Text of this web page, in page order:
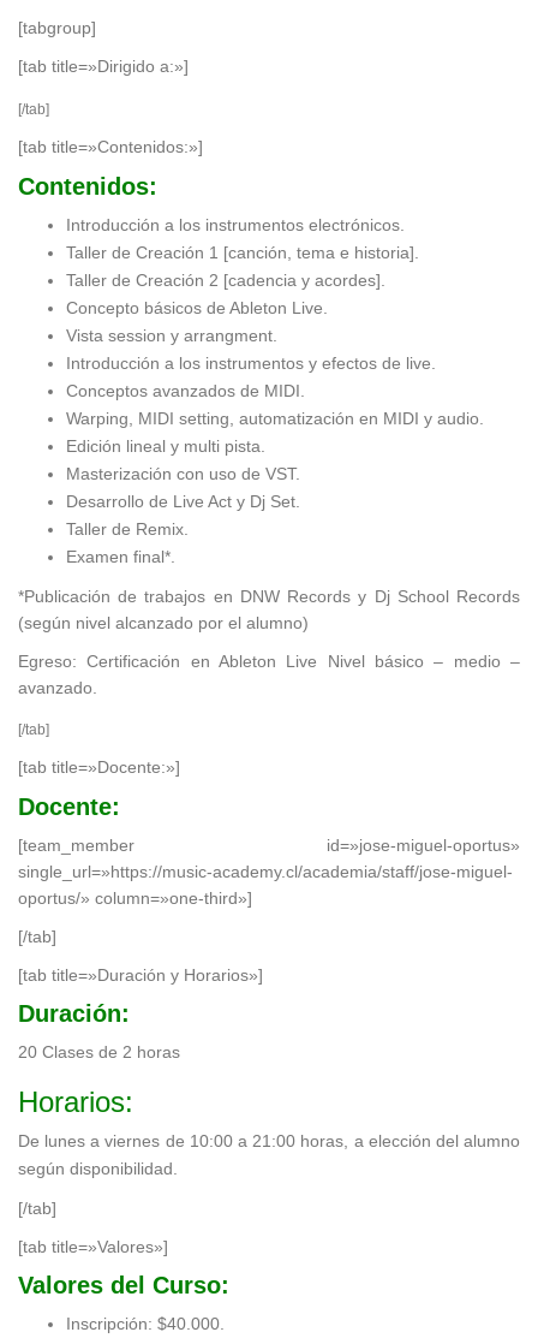
[tabgroup]
[tab title=»Dirigido a:»]
[/tab]
[tab title=»Contenidos:»]
Contenidos:
Introducción a los instrumentos electrónicos.
Taller de Creación 1 [canción, tema e historia].
Taller de Creación 2 [cadencia y acordes].
Concepto básicos de Ableton Live.
Vista session y arrangment.
Introducción a los instrumentos y efectos de live.
Conceptos avanzados de MIDI.
Warping, MIDI setting, automatización en MIDI y audio.
Edición lineal y multi pista.
Masterización con uso de VST.
Desarrollo de Live Act y Dj Set.
Taller de Remix.
Examen final*.
*Publicación de trabajos en DNW Records y Dj School Records
(según nivel alcanzado por el alumno)
Egreso: Certificación en Ableton Live Nivel básico – medio –
avanzado.
[/tab]
[tab title=»Docente:»]
Docente:
[team_member id=»jose-miguel-oportus»
single_url=»https://music-academy.cl/academia/staff/jose-miguel-
oportus/» column=»one-third»]
[/tab]
[tab title=»Duración y Horarios»]
Duración:
20 Clases de 2 horas
Horarios:
De lunes a viernes de 10:00 a 21:00 horas, a elección del alumno
según disponibilidad.
[/tab]
[tab title=»Valores»]
Valores del Curso:
Inscripción: $40.000.